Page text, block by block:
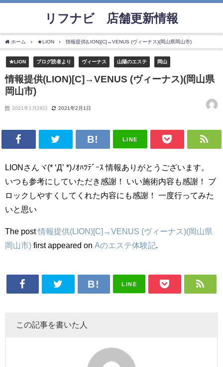
リフナビ®店舗更新情報
ホーム ★LION 情報提供(LION)[C]→VENUS (ヴィーナス)(岡山県岡山市)
★LION ブログ読者より ヴィーナス 山陽のエステ 岡山
情報提供(LION)[C]→VENUS (ヴィーナス)(岡山県
岡山市)
2021年1月26日 2021年2月1日
LINE
LIONさんヾ(* ‘Д’ *)ﾉｵﾊﾂﾃﾞｰｽ 情報ありがとうございます。
いつも参考にしていただき感謝！ いい施術内容も感謝！ ブ
ロックしやすくしてくれた内容にも感謝！ 一度行ってみた
いと思い
The post情報提供(LION)[C]→VENUS (ヴィーナス)(岡山県
岡山市) first appeared on Aのエステ体験記
LINE
この記事を書いた人